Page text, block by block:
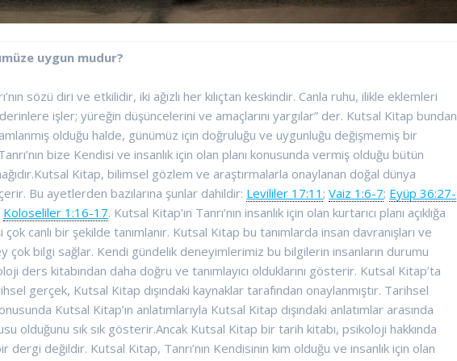
uygun mudur?
sözü diri ve etkilidir, iki ağızlı her kılıçtan keskindir. Canla ruhu, ilikle eklemleri
işler; yüreğin düşüncelerini ve amaçlarını yargılar” der. Kutsal Kitap bundan
olduğu halde, günümüz için doğruluğu ve uygunluğu değişmemiş bir
bize Kendisi ve insanlık için olan planı konusunda vermiş olduğu bütün
Kitap, bilimsel gözlem ve araştırmalarla onaylanan doğal dünya
Bu ayetlerden bazılarına şunlar dahildir: Levililer 17:11;Vaiz 1:6-7; Eyüp 36:27-
Koloseliler 1:16-17. Kutsal Kitap’ın Tanrı’nın insanlık için olan kurtarıcı planı açıklığa
canlı bir şekilde tanımlanır. Kutsal Kitap bu tanımlarda insan davranışları ve
çok bilgi sağlar. Kendi gündelik deneyimlerimiz bu bilgilerin insanların durumu
ders kitabından daha doğru ve tanımlayıcı olduklarını gösterir. Kutsal Kitap’ta
gerçek, Kutsal Kitap dışındaki kaynaklar tarafından onaylanmıştır. Tarihsel
Kutsal Kitap’ın anlatımlarıyla Kutsal Kitap dışındaki anlatımlar arasında
olduğunu sık sık gösterir.Ancak Kutsal Kitap bir tarih kitabı, psikoloji hakkında
dergi değildir. Kutsal Kitap, Tanrı’nın Kendisinin kim olduğu ve insanlık için olan